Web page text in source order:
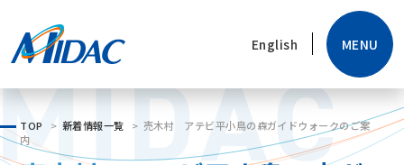
English MENU
TOP 新着情報一覧
売木村 アテビ平小鳥の森ガイドウォークのご案
内